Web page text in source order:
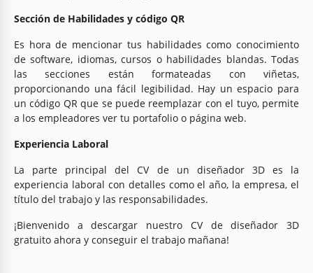
Sección de Habilidades y código QR
Es hora de mencionar tus habilidades como conocimiento
de software, idiomas, cursos o habilidades blandas. Todas
las secciones están formateadas con viñetas,
proporcionando una fácil legibilidad. Hay un espacio para
un código QR que se puede reemplazar con el tuyo, permite
a los empleadores ver tu portafolio o página web.
Experiencia Laboral
La parte principal del CV de un diseñador 3D es la
experiencia laboral con detalles como el año, la empresa, el
título del trabajo y las responsabilidades.
¡Bienvenido a descargar nuestro CV de diseñador 3D
gratuito ahora y conseguir el trabajo mañana!